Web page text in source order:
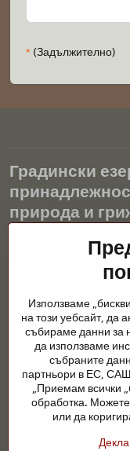
* (Задължително)
Градински
природа и
Градинските езера са
и създават
животни. Правилната
през цялата година.
животните, които са
Конете се нуждаят от
правилно хранене и
и доволни.
ездачи, развъдчици
създаде среда, която
Използваме
на този уебсайт, да
събираме данни за
да използваме
събраните
партньори в ЕС, САЩ
„Приемам всички
обработка.
или да